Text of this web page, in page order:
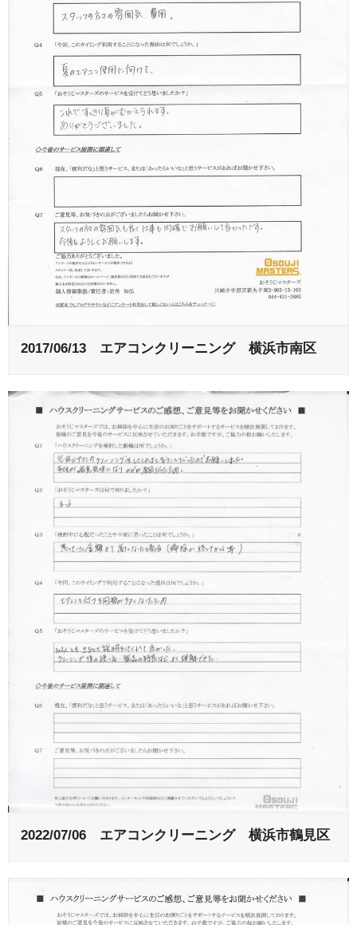
2017/06/13 エアコンクリーニング 横浜市南区
2022/07/06 エアコンクリーニング 横浜市鶴見区